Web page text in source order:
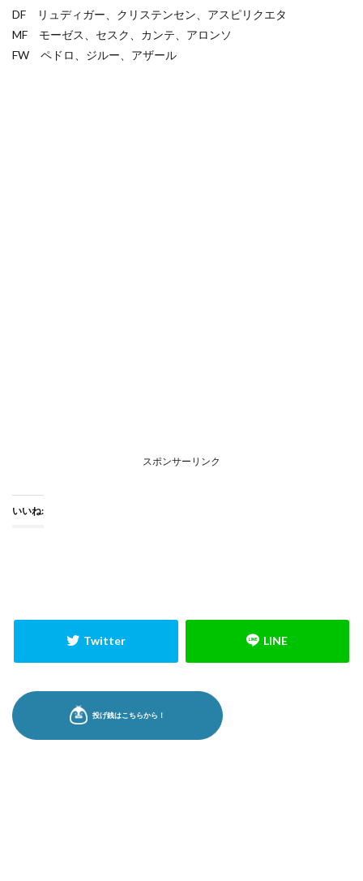
DF リュディガー、クリステンセン、アスピリクエタ
MF モーゼス、セスク、カンテ、アロンソ
FW ペドロ、ジルー、アザール
スポンサーリンク
いいね: